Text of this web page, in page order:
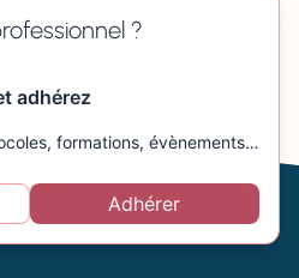
?
adhérez
formations, évènements…
Adhérer